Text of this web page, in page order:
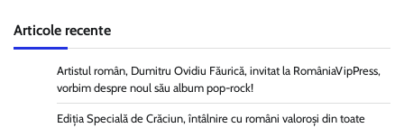
Articole recente
Artistul român, Dumitru Ovidiu Făurică, invitat la RomâniaVipPress,
vorbim despre noul său album pop-rock!
Ediția Specială de Crăciun, întâlnire cu români valoroși din toate